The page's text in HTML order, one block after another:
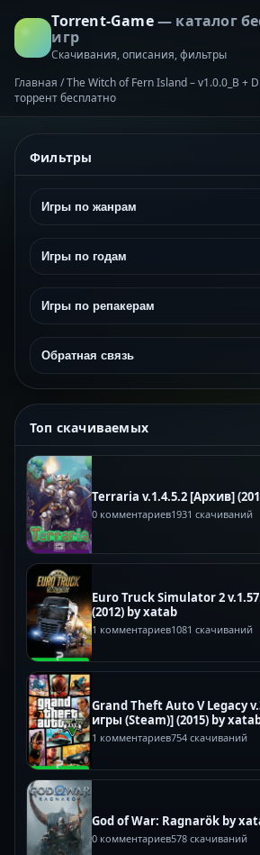
Torrent-Game— каталог
игр
Скачивания, описания, фильтры
Главная /The Witch of Fern Island – v1.0.0_B +
торрент бесплатно
Фильтры
Игры по жанрам
Игры по годам
Игры по репакерам
Обратная связь
Топ скачиваемых
Terraria v.1.4.5.2 [Архив]
0 комментариев1931 скачиваний
Euro Truck Simulator 2
(2012) by xatab
1 комментариев1081 скачиваний
Grand Theft Auto V Legacy
игры (Steam)] (2015) by
1 комментариев754 скачиваний
God of War: Ragnarök by
0 комментариев578 скачиваний